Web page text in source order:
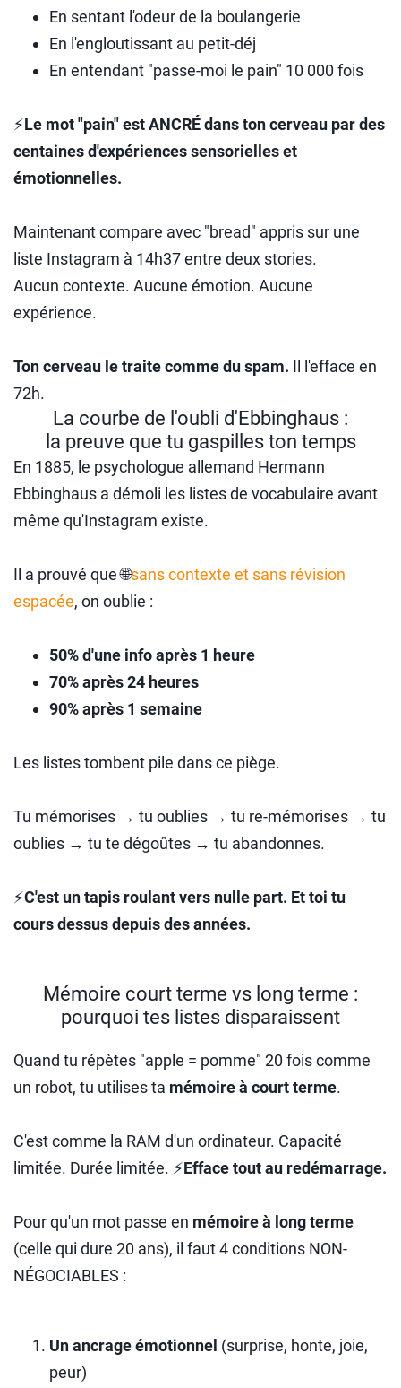
En sentant l'odeur de la boulangerie
En l'engloutissant au petit-déj
En entendant "passe-moi le pain" 10 000 fois
⚡Le mot "pain" est ANCRÉ dans ton cerveau par des
centaines d'expériences sensorielles et
émotionnelles.
Maintenant compare avec "bread" appris sur une
liste Instagram à 14h37 entre deux stories.
Aucun contexte. Aucune émotion. Aucune
expérience.
Ton cerveau le traite comme du spam. Il l'efface en
72h.
La courbe de l'oubli d'Ebbinghaus :
la preuve que tu gaspilles ton temps
En 1885, le psychologue allemand Hermann
Ebbinghaus a démoli les listes de vocabulaire avant
même qu'Instagram existe.
Il a prouvé que 🌐sans contexte et sans révision
espacée, on oublie :
50% d'une info après 1 heure
70% après 24 heures
90% après 1 semaine
Les listes tombent pile dans ce piège.
Tu mémorises → tu oublies → tu re-mémorises → tu
oublies → tu te dégoûtes → tu abandonnes.
⚡C'est un tapis roulant vers nulle part. Et toi tu
cours dessus depuis des années.
Mémoire court terme vs long terme :
pourquoi tes listes disparaissent
Quand tu répètes "apple = pomme" 20 fois comme
un robot, tu utilises ta mémoire à court terme.
C'est comme la RAM d'un ordinateur. Capacité
limitée. Durée limitée. ⚡Efface tout au redémarrage.
Pour qu'un mot passe en mémoire à long terme
(celle qui dure 20 ans), il faut 4 conditions NON-
NÉGOCIABLES :
Un ancrage émotionnel (surprise, honte, joie,
peur)